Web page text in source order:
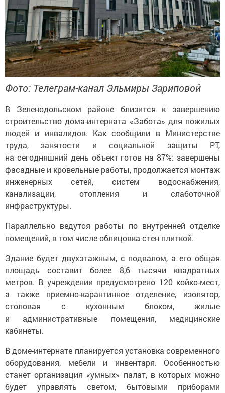
Фото: Телеграм-канал Эльмиры Зариповой
В Зеленодольском районе близится к завершению
строительство дома-интерната «Забота» для пожилых
людей и инвалидов. Как сообщили в Министерстве
труда, занятости и социальной защиты РТ,
на сегодняшний день объект готов на 87%: завершены
фасадные и кровельные работы, продолжается монтаж
инженерных сетей, систем водоснабжения,
канализации, отопления и слаботочной
инфраструктуры.
Параллельно ведутся работы по внутренней отделке
помещений, в том числе облицовка стен плиткой.
Здание будет двухэтажным, с подвалом, а его общая
площадь составит более 8,6 тысячи квадратных
метров. В учреждении предусмотрено 120 койко-мест,
а также приемно-карантинное отделение, изолятор,
столовая с кухонным блоком, жилые
и административные помещения, медицинские
кабинеты.
В доме-интернате планируется установка современного
оборудования, мебели и инвентаря. Особенностью
станет организация «умных» палат, в которых можно
будет управлять светом, бытовыми приборами